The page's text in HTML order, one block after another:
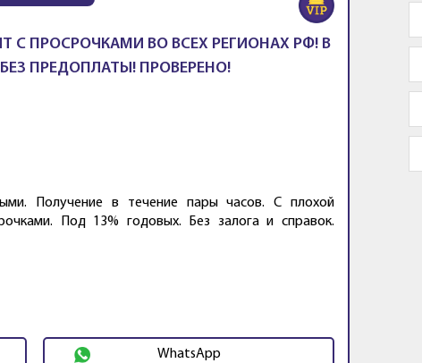
С ПРОСРОЧКАМИ ВО ВСЕХ РЕГИОНАХ РФ! В
ПРЕДОПЛАТЫ! ПРОВЕРЕНО!
Получение в течение пары часов. С плохой
Под 13% годовых. Без залога и справок.
WhatsApp